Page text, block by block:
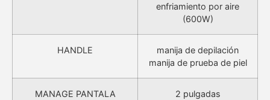
enfriamiento por aire
(600W)
HANDLE
manija de depilación
manija de prueba de piel
MANAGE PANTALA 2 pulgadas